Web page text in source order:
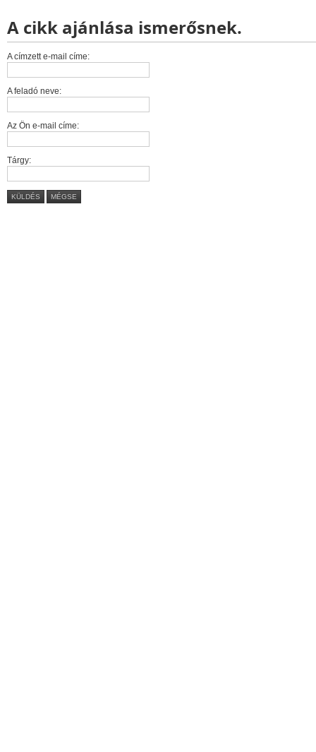
A cikk ajánlása ismerősnek.
A címzett e-mail címe:
A feladó neve:
Az Ön e-mail címe:
Tárgy:
KÜLDÉS MÉGSE